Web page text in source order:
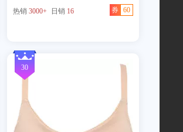
热销 3000+ 日销 16 券 60
30